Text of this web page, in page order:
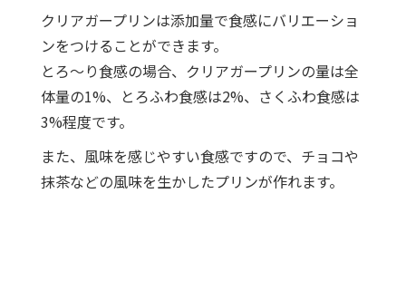
クリアガープリンは添加量で食感にバリエーショ
ンをつけることができます。
とろ～り食感の場合、クリアガープリンの量は全
体量の1%、とろふわ食感は2%、さくふわ食感は
3%程度です。
また、風味を感じやすい食感ですので、チョコや
抹茶などの風味を生かしたプリンが作れます。